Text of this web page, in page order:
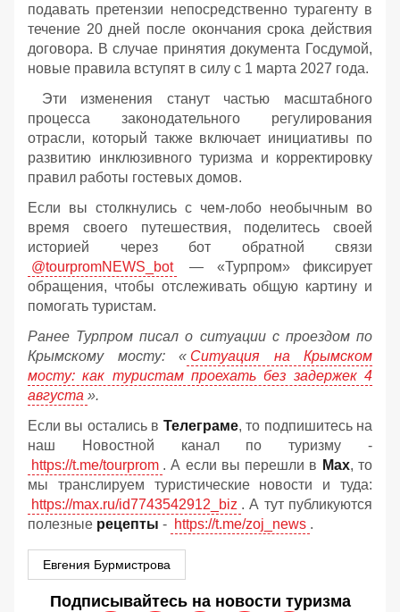
подавать претензии непосредственно турагенту в
течение 20 дней после окончания срока действия
договора. В случае принятия документа Госдумой,
новые правила вступят в силу с 1 марта 2027 года.
Эти изменения станут частью масштабного
процесса законодательного регулирования
отрасли, который также включает инициативы по
развитию инклюзивного туризма и корректировку
правил работы гостевых домов.
Если вы столкнулись с чем-лобо необычным во
время своего путешествия, поделитесь своей
историей через бот обратной связи
@tourpromNEWS_bot
— «Турпром» фиксирует
обращения, чтобы отслеживать общую картину и
помогать туристам.
Ранее Турпром писал о ситуации с проездом по
Крымскому мосту: « Ситуация на Крымском
мосту: как туристам проехать без задержек 4
августа ».
Если вы остались в Телеграме, то подпишитесь на
наш Новостной канал по туризму -
https://t.me/tourprom . А если вы перешли в Мах, то
мы транслируем туристические новости и туда:
https://max.ru/id7743542912_biz . А тут публикуются
полезные рецепты - https://t.me/zoj_news .
Евгения Бурмистрова
Подписывайтесь на новости туризма